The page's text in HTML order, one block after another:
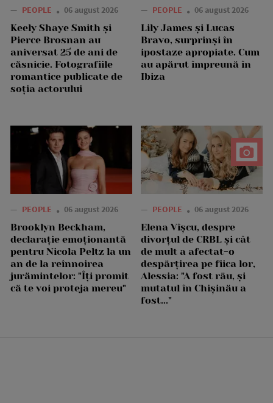
— PEOPLE 06 august 2026
Keely Shaye Smith și
Pierce Brosnan au
aniversat 25 de ani de
căsnicie. Fotografiile
romantice publicate de
soția actorului
— PEOPLE 06 august 2026
Lily James și Lucas
Bravo, surprinși în
ipostaze apropiate. Cum
au apărut împreună în
Ibiza
— PEOPLE 06 august 2026
Brooklyn Beckham,
declarație emoționantă
pentru Nicola Peltz la un
an de la reînnoirea
jurămintelor: "Îți promit
că te voi proteja mereu"
— PEOPLE 06 august 2026
Elena Vîșcu, despre
divorțul de CRBL și cât
de mult a afectat-o
despărțirea pe fiica lor,
Alessia: "A fost rău, și
mutatul în Chișinău a
fost..."